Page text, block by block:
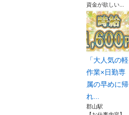
資金が欲しい...
「大人気の軽
作業×日勤専
属の早めに帰
れ...
郡山駅